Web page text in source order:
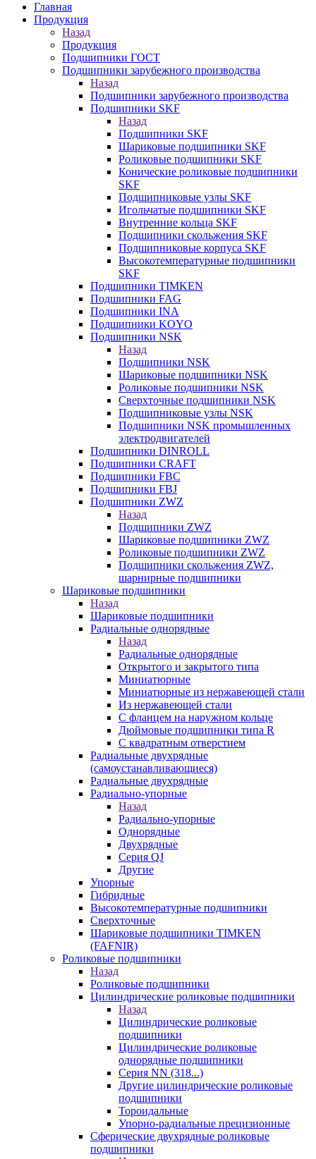
Главная
Продукция
Назад
Продукция
Подшипники ГОСТ
Подшипники зарубежного производства
Назад
Подшипники зарубежного производства
Подшипники SKF
Назад
Подшипники SKF
Шариковые подшипники SKF
Роликовые подшипники SKF
Конические роликовые подшипники
SKF
Подшипниковые узлы SKF
Игольчатые подшипники SKF
Внутренние кольца SKF
Подшипники скольжения SKF
Подшипниковые корпуса SKF
Высокотемпературные подшипники
SKF
Подшипники TIMKEN
Подшипники FAG
Подшипники INA
Подшипники KOYO
Подшипники NSK
Назад
Подшипники NSK
Шариковые подшипники NSK
Роликовые подшипники NSK
Сверхточные подшипники NSK
Подшипниковые узлы NSK
Подшипники NSK промышленных
электродвигателей
Подшипники DINROLL
Подшипники CRAFT
Подшипники FBC
Подшипники FBJ
Подшипники ZWZ
Назад
Подшипники ZWZ
Шариковые подшипники ZWZ
Роликовые подшипники ZWZ
Подшипники скольжения ZWZ,
шарнирные подшипники
Шариковые подшипники
Назад
Шариковые подшипники
Радиальные однорядные
Назад
Радиальные однорядные
Открытого и закрытого типа
Миниатюрные
Миниатюрные из нержавеющей стали
Из нержавеющей стали
С фланцем на наружном кольце
Дюймовые подшипники типа R
С квадратным отверстием
Радиальные двухрядные
(самоустанавливающиеся)
Радиальные двухрядные
Радиально-упорные
Назад
Радиально-упорные
Однорядные
Двухрядные
Серия QJ
Другие
Упорные
Гибридные
Высокотемпературные подшипники
Сверхточные
Шариковые подшипники TIMKEN
(FAFNIR)
Роликовые подшипники
Назад
Роликовые подшипники
Цилиндрические роликовые подшипники
Назад
Цилиндрические роликовые
подшипники
Цилиндрические роликовые
однорядные подшипники
Серия NN (318...)
Другие цилиндрические роликовые
подшипники
Тороидальные
Упорно-радиальные прецизионные
Сферические двухрядные роликовые
подшипники